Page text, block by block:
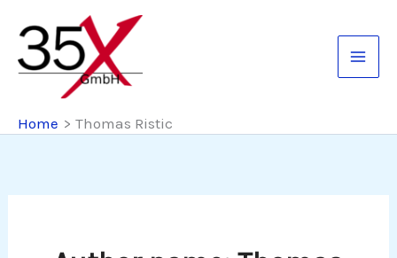
content
Home Thomas Ristic